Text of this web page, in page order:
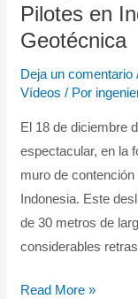
Pilotes en
Geotécnica
Deja un comentario
Vídeos / Por
El 18 de diciembre
espectacular, en la
muro de
Indonesia. Este
de 30 metros de
considerables
Contención
de
de
en
Indonesia
|
Patología
Geotécnica
Read More »